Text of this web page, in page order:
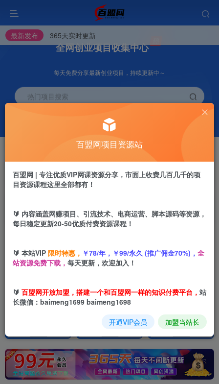
全网创业项目收集中心
每天免费分享最新创业项目，持续更新中～
热门项目搜索
高级资源抢先用
搭建同款网站
教程必须完整详细！
站长V：baimeng1699
加入百盟网VIP，2025年带你闷声赚大钱，轻松月赚1000，10000，100000+，甚至更多
【百盟网】找项目 + 低成本创业 + 减少信息差 + 见识各种项目 + 提升网创认知。
【百盟网】找项目 + 低成本创业 + 减少信息差 + 见识各种项目 + 提升网创认知。
最新发布 365天实时更新
百盟网项目资源站
百盟网 | 专注优质VIP网课资源分享，市面上收费几百几千的项
目资源课程这里全部都有！
🔰 内容涵盖网赚项目、引流技术、电商运营、脚本源码等资源，
每日稳定更新20-50优质付费资源课程！
🔰 本站VIP 限时特惠， ￥78/年，￥99/永久 (推广佣金70%)， 全
站资源免费下载， 每天更新，欢迎加入！
🔰 百盟网开放加盟，搭建一个和百盟网一样的知识付费平台， 站
长微信：baimeng1699 baimeng1698
开通VIP会员 加盟当站长